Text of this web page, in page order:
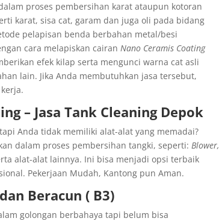
proses pembersihan karat ataupun kotoran
karat, sisa cat, garam dan juga oli pada bidang
pelapisan benda berbahan metal/besi
cara melapiskan cairanNano Ceramis Coating
efek kilap serta mengunci warna cat asli
lain. Jika Anda membutuhkan jasa tersebut,
– Jasa Tank Cleaning Depok
Anda tidak memiliki alat-alat yang memadai?
dalam proses pembersihan tangki, seperti:Blower,
alat-alat lainnya. Ini bisa menjadi opsi terbaik
Pekerjaan Mudah, Kantong pun Aman.
Beracun ( B3)
golongan berbahaya tapi belum bisa